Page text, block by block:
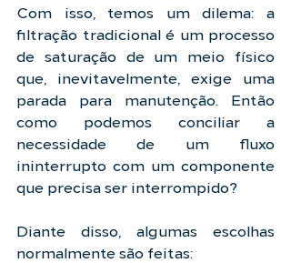
Com isso, temos um dilema: a
filtração tradicional é um processo
de saturação de um meio físico
que, inevitavelmente, exige uma
parada para manutenção. Então
como podemos conciliar a
necessidade de um fluxo
ininterrupto com um componente
que precisa ser interrompido?
Diante disso, algumas escolhas
normalmente são feitas: